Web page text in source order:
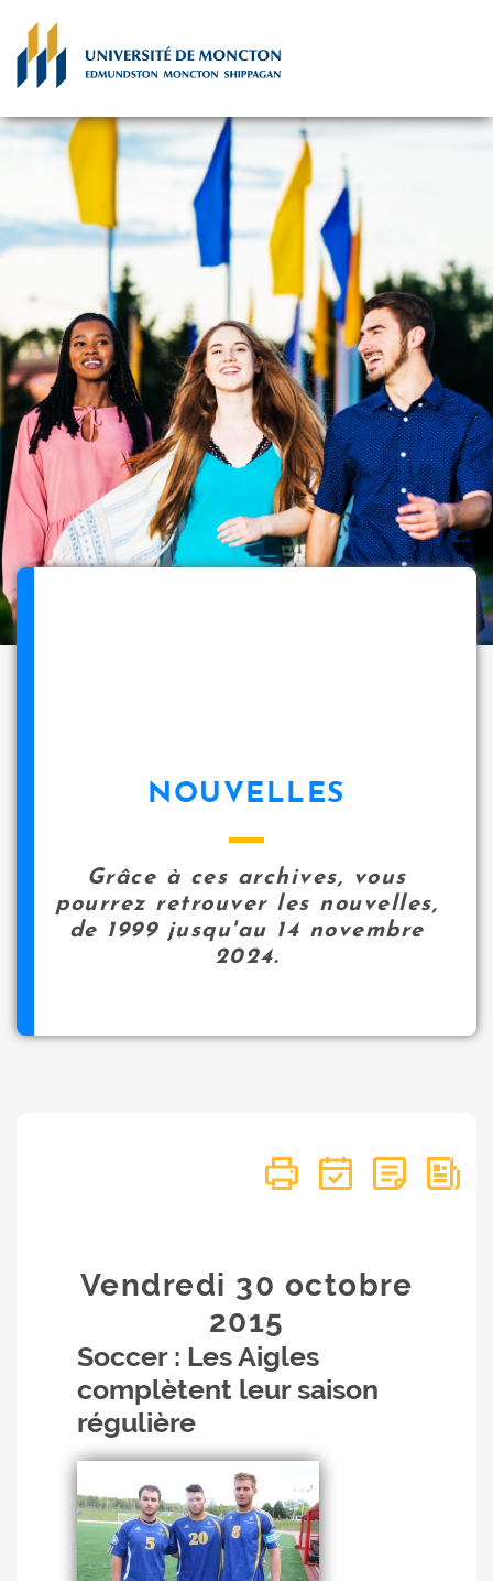
NOUVELLES
Grâce à ces archives, vous
pourrez retrouver les nouvelles,
de 1999 jusqu'au 14 novembre
2024.
Vendredi 30 octobre
2015
Soccer : Les Aigles
complètent leur saison
régulière